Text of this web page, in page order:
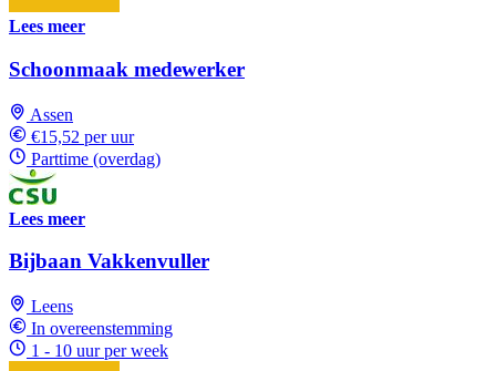
Lees meer
Schoonmaak medewerker
Assen
€15,52 per uur
Parttime (overdag)
Lees meer
Bijbaan Vakkenvuller
Leens
In overeenstemming
1 - 10 uur per week